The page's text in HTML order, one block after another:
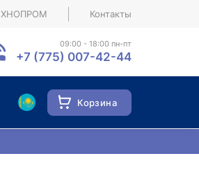
Контакты
09:00 - 18:00 пн-пт
+7 (775) 007-42-44
Корзина